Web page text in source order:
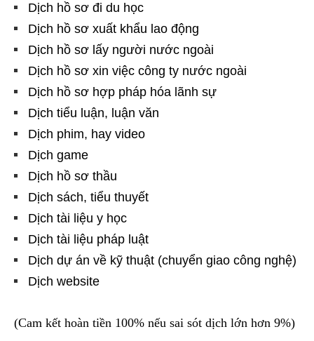
Dịch hồ sơ đi du học
Dịch hồ sơ xuất khẩu lao động
Dịch hồ sơ lấy người nước ngoài
Dịch hồ sơ xin việc công ty nước ngoài
Dịch hồ sơ hợp pháp hóa lãnh sự
Dịch tiểu luận, luận văn
Dịch phim, hay video
Dịch game
Dịch hồ sơ thầu
Dịch sách, tiểu thuyết
Dịch tài liệu y học
Dịch tài liệu pháp luật
Dịch dự án về kỹ thuật (chuyển giao công nghệ)
Dịch website
(Cam kết hoàn tiền 100% nếu sai sót dịch lớn hơn 9%)